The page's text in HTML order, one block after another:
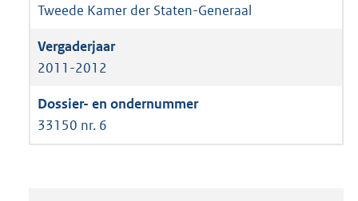
Tweede Kamer der Staten-Generaal
2011-2012
33150 nr. 6